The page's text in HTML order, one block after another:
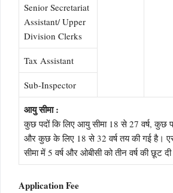
Senior Secretariat
Assistant/ Upper
Division Clerks
Tax Assistant
Sub-Inspector
आयु सीमा :
कुछ पदों कि लिए आयु सीमा 18 से 27 वर्ष, कुछ
और कुछ के लिए 18 से 32 वर्ष तय की गई है।
सीमा में 5 वर्ष और ओबीसी को तीन वर्ष की छूट दी
Application Fee